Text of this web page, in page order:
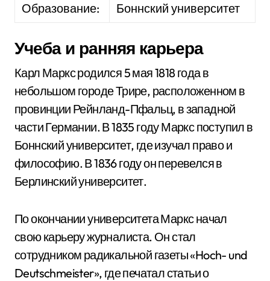
Образование:
Боннский университет
Учеба и ранняя карьера
Карл Маркс родился 5 мая 1818 года в
небольшом городе Трире, расположенном в
провинции Рейнланд-Пфальц, в западной
части Германии. В 1835 году Маркс поступил в
Боннский университет, где изучал право и
философию. В 1836 году он перевелся в
Берлинский университет.
По окончании университета Маркс начал
свою карьеру журналиста. Он стал
сотрудником радикальной газеты «Hoch- und
Deutschmeister», где печатал статьи о